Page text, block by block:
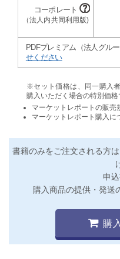
PDFプレミアム（法人グル
せください
※セット価格は、同一購入
購入いただく場合の特別価格
マーケットレポートの販売
マーケットレポート購入に
書籍のみをご注文される方
申
購入商品の提供・発送
購